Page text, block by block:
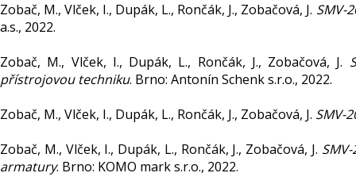
Zobač, M., Vlček, I., Dupák, L., Rončák, J., Zobačová, J. SMV-
a.s., 2022.
Zobač, M., Vlček, I., Dupák, L., Rončák, J., Zobačová, J.
přístrojovou techniku. Brno: Antonín Schenk s.r.o., 2022.
Zobač, M., Vlček, I., Dupák, L., Rončák, J., Zobačová, J. SMV-
Zobač, M., Vlček, I., Dupák, L., Rončák, J., Zobačová, J.
armatury. Brno: KOMO mark s.r.o., 2022.